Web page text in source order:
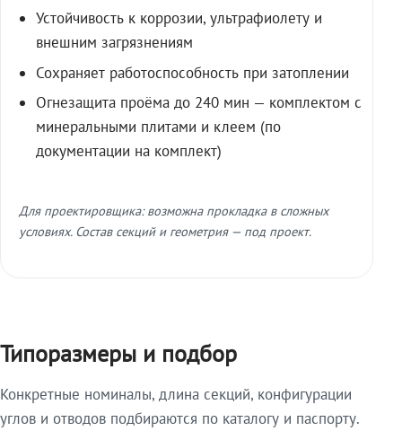
Устойчивость к коррозии, ультрафиолету и
внешним загрязнениям
Сохраняет работоспособность при затоплении
Огнезащита проёма до 240 мин — комплектом с
минеральными плитами и клеем (по
документации на комплект)
Для проектировщика: возможна прокладка в сложных
условиях. Состав секций и геометрия — под проект.
Типоразмеры и подбор
Конкретные номиналы, длина секций, конфигурации
углов и отводов подбираются по каталогу и паспорту.